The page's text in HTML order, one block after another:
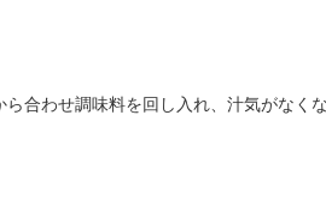
合わせ調味料を回し入れ、汁気がなく